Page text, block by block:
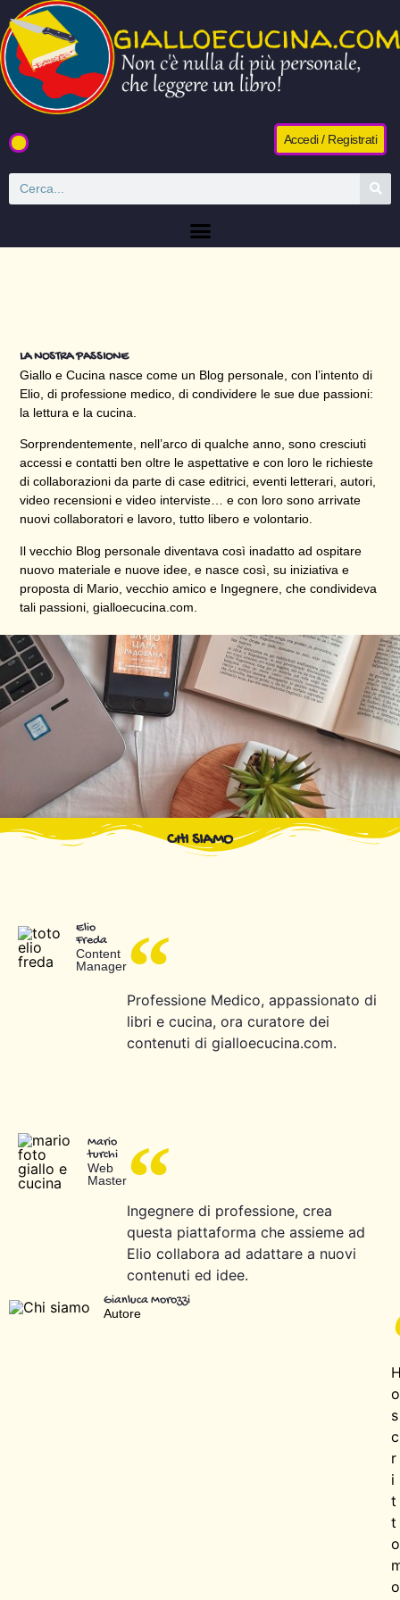
Accedi / Registrati
LA NOSTRA PASSIONE
Giallo e Cucina nasce come un Blog personale, con l’intento di
Elio, di professione medico, di condividere le sue due passioni:
la lettura e la cucina.
Sorprendentemente, nell’arco di qualche anno, sono cresciuti
accessi e contatti ben oltre le aspettative e con loro le richieste
di collaborazioni da parte di case editrici, eventi letterari, autori,
video recensioni e video interviste… e con loro sono arrivate
nuovi collaboratori e lavoro, tutto libero e volontario.
Il vecchio Blog personale diventava così inadatto ad ospitare
nuovo materiale e nuove idee, e nasce così, su iniziativa e
proposta di Mario, vecchio amico e Ingegnere, che condivideva
tali passioni,gialloecucina.com
CHI SIAMO
Elio
Freda
Content
Manager
Professione Medico, appassionato di
libri e cucina, ora curatore dei
contenuti di gialloecucina.com.
Mario
turchi
Web
Master
Ingegnere di professione, crea
questa piattaforma che assieme ad
Elio collabora ad adattare a nuovi
contenuti ed idee.
Gianluca Morozzi
Autore
o
s
c
r
i
t
t
o
o